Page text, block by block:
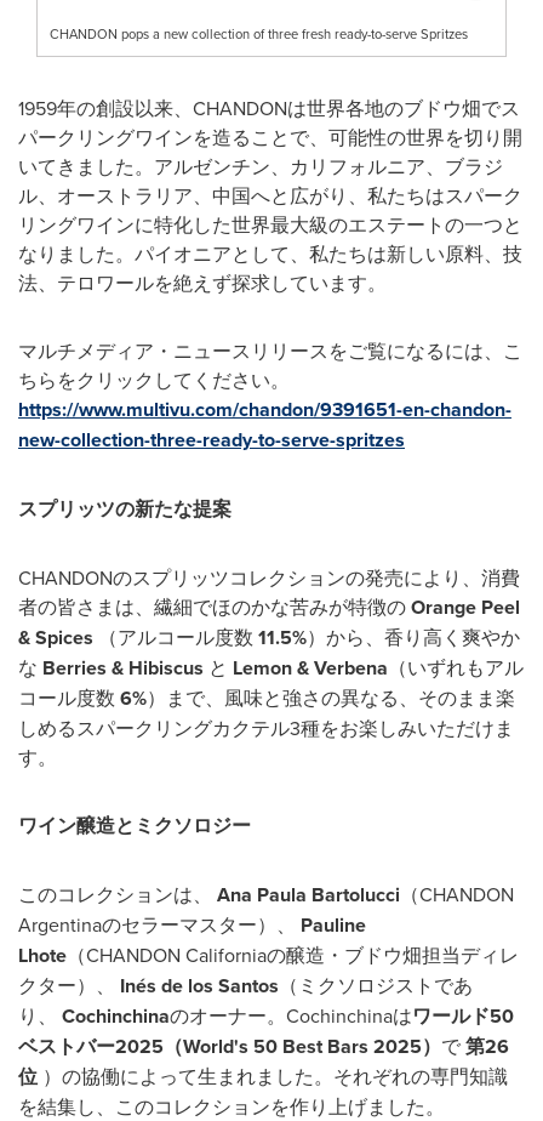
CHANDON pops a new collection of three fresh ready-to-serve Spritzes
1959年の創設以来、CHANDONは世界各地のブドウ畑でス
パークリングワインを造ることで、可能性の世界を切り開
いてきました。アルゼンチン、カリフォルニア、ブラジ
ル、オーストラリア、中国へと広がり、私たちはスパーク
リングワインに特化した世界最大級のエステートの一つと
なりました。パイオニアとして、私たちは新しい原料、技
法、テロワールを絶えず探求しています。
マルチメディア・ニュースリリースをご覧になるには、こ
ちらをクリックしてください。
https://www.multivu.com/chandon/9391651-en-chandon-
new-collection-three-ready-to-serve-spritzes
スプリッツの新たな提案
CHANDONのスプリッツコレクションの発売により、消費
者の皆さまは、繊細でほのかな苦みが特徴のOrange Peel
& Spices （アルコール度数 11.5%）から、香り高く爽やか
な Berries & Hibiscus と Lemon & Verbena （いずれもアル
コール度数 6%）まで、風味と強さの異なる、そのまま楽
しめるスパークリングカクテル3種をお楽しみいただけま
す。
ワイン醸造とミクソロジー
このコレクションは、 Ana Paula Bartolucci （CHANDON
Argentinaのセラーマスター）、 Pauline
Lhote （CHANDON Californiaの醸造・ブドウ畑担当ディレ
クター）、 Inés de los Santos （ミクソロジストであ
り、 Cochinchinaのオーナー。Cochinchinaはワールド50
ベストバー2025（World's 50 Best Bars 2025） で第26
位 ）の協働によって生まれました。それぞれの専門知識
を結集し、このコレクションを作り上げました。